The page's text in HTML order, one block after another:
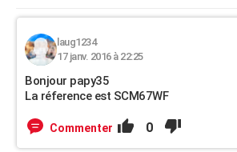
laug1234
17 janv. 2016 à 22:25
Bonjour papy35
La réference est SCM67WF
Commenter 0